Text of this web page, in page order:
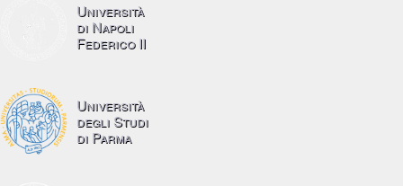
Università
di Napoli
Federico II
Università
degli Studi
di Parma